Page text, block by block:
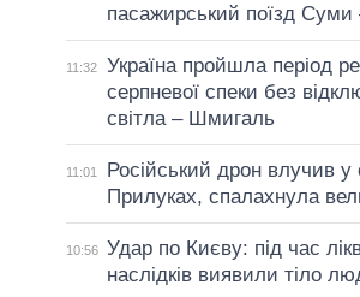
пасажирський поїзд Суми
11:32
Україна пройшла період
серпневої спеки без
світла – Шмигаль
11:01
Російський дрон влучив у
Прилуках, спалахнула
10:56 Удар по Києву: під час
наслідків виявили тіло